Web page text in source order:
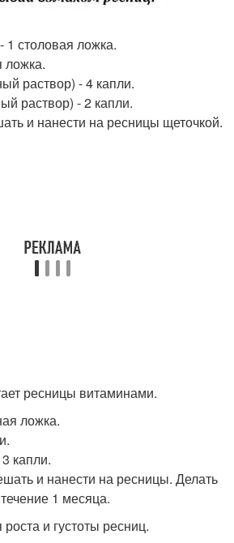
1 столовая ложка.
ложка.
раствор) - 4 капли.
раствор) - 2 капли.
и нанести на ресницы щеточкой.
ресницы витаминами.
ложка.
капли.
и нанести на ресницы. Делать
1 месяца.
и густоты ресниц.